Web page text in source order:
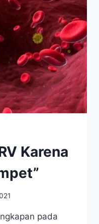
Karena
pada